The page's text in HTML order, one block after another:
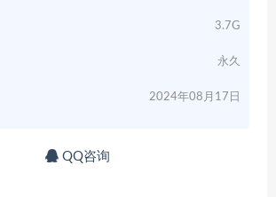
3.7G
永久
2024年08月17日
QQ咨询